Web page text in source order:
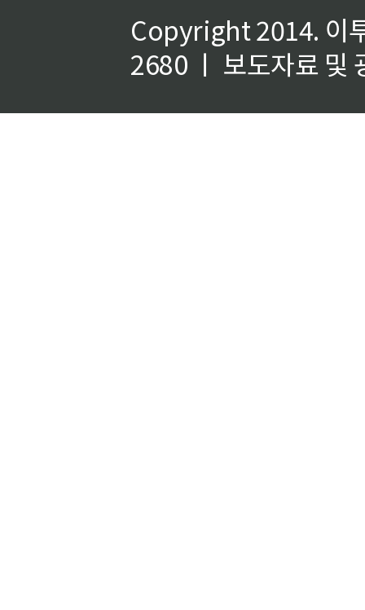
Copyright 2014. 이
2680 ㅣ 보도자료